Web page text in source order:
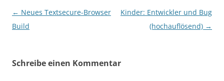
Beitragsnavigation
← Neues Textsecure-Browser
Build
Kinder: Entwickler und Bug
(hochauflösend) →
Schreibe einen Kommentar